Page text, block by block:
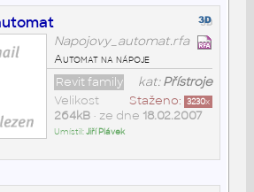
Napojovy_automat.rfa
Automat na nápoje
kat:Přístroje
Revit family
Staženo: 3230x
Velikost
264kB• ze dne 18.02.2007
Umístil:Jiří Plávek